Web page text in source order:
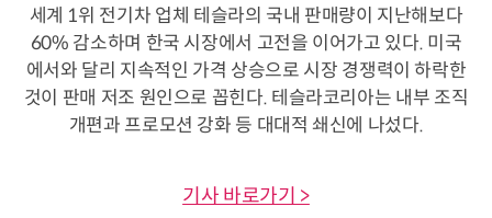
세계 1위 전기차 업체 테슬라의 국내 판매량이 지난해보다
60% 감소하며 한국 시장에서 고전을 이어가고 있다. 미국
에서와 달리 지속적인 가격 상승으로 시장 경쟁력이 하락한
것이 판매 저조 원인으로 꼽힌다. 테슬라코리아는 내부 조직
개편과 프로모션 강화 등 대대적 쇄신에 나섰다.
기사 바로가기 >